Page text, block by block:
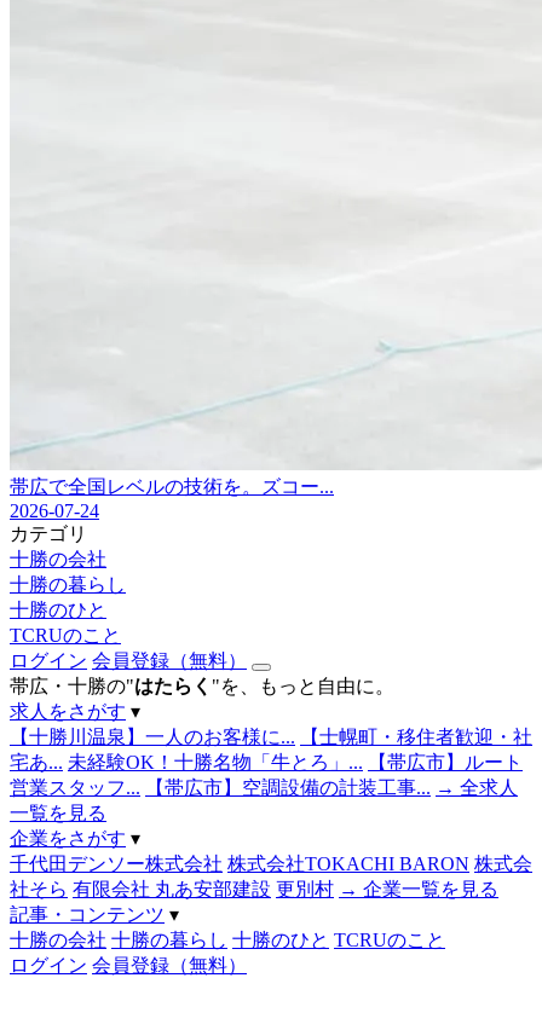
帯広で全国レベルの技術を。ズコー...
2026-07-24
カテゴリ
十勝の会社
十勝の暮らし
十勝のひと
TCRUのこと
ログイン 会員登録（無料）
帯広・十勝の"はたらく "を、もっと自由に。
求人をさがす ▾
【十勝川温泉】一人のお客様に...
【士幌町・移住者歓迎・社
宅あ... 未経験OK！十勝名物「牛とろ」...
【帯広市】ルート
営業スタッフ...
【帯広市】空調設備の計装工事... → 全求人
一覧を見る
企業をさがす ▾
千代田デンソー株式会社 株式会社TOKACHI BARON 株式会
社そら 有限会社 丸あ安部建設 更別村 → 企業一覧を見る
記事・コンテンツ ▾
十勝の会社 十勝の暮らし 十勝のひと TCRUのこと
ログイン 会員登録（無料）